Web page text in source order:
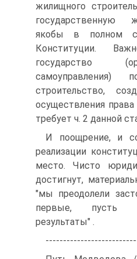
жилищного
государственную
якобы в полном
Конституции.
государство
самоуправления)
строительство,
осуществления
требует ч. 2 данной
И поощрение, и
реализации
место. Чисто
достигнут,
"мы преодолели
первые, пусть
результаты" .